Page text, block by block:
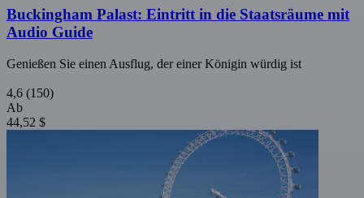
Buckingham Palast: Eintritt in die Staatsräume mit
Audio Guide
Genießen Sie einen Ausflug, der einer Königin würdig ist
4,6 (150)
Ab
44,52 $